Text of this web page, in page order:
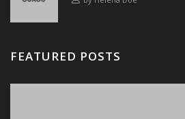
FEATURED POSTS